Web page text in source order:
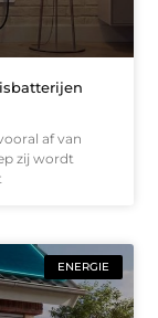
af van
zij wordt
ENERGIE